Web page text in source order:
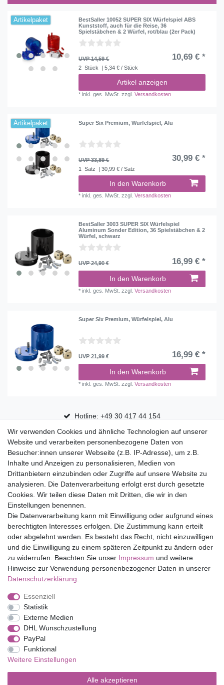
Artikelpaket
BestSaller 10052 SUPER SIX Würfelspiel ABS
Kunststoff, auch für die Reise, 36
Spielstäbchen & 2 Würfel, rot/blau (2er Pack)
UVP 14,59 € 10,69 € *
2 Stück | 5,34 € / Stück
Artikel anzeigen
*inkl. ges. MwSt. zzgl.Versandkosten
Artikelpaket Super Six Premium, Würfelspiel, Alu
UVP 33,89 € 30,99 € *
1 Satz | 30,99 € / Satz
In den Warenkorb
*inkl. ges. MwSt. zzgl.Versandkosten
BestSaller 3003 SUPER SIX Würfelspiel
Aluminum Sonder Edition, 36 Spielstäbchen & 2
Würfel, schwarz
UVP 24,90 € 16,99 € *
In den Warenkorb
*inkl. ges. MwSt. zzgl.Versandkosten
Super Six Premium, Würfelspiel, Alu
UVP 21,99 € 16,99 € *
In den Warenkorb
*inkl. ges. MwSt. zzgl.Versandkosten
Hotline: +49 30 417 44 154
30 Tage Rückgaberecht
Versandfrei ab 75 € in Deutschland
Top Marken
Eduplay
Folia Bringmann
Shop
Mein Konto
Service
Versandkosten
Impressum
Barrierefreiheitserklärung
Wir verwenden Cookies und ähnliche Technologien auf unserer
Website und verarbeiten personenbezogene Daten von
Besucher:innen unserer Webseite (z.B. IP-Adresse), um z.B.
Inhalte und Anzeigen zu personalisieren, Medien von
Drittanbietern einzubinden oder Zugriffe auf unsere Website zu
analysieren. Die Datenverarbeitung erfolgt erst durch gesetzte
Cookies. Wir teilen diese Daten mit Dritten, die wir in den
Einstellungen benennen.
Die Datenverarbeitung kann mit Einwilligung oder aufgrund eines
berechtigten Interesses erfolgen. Die Zustimmung kann erteilt
oder abgelehnt werden. Es besteht das Recht, nicht einzuwilligen
und die Einwilligung zu einem späteren Zeitpunkt zu ändern oder
zu widerrufen. Beachten Sie unser Impressum und weitere
Hinweise zur Verwendung personenbezogener Daten in unserer
Daten­schutz­erklärung
Essenziell
Statistik
Externe Medien
DHL Wunschzustellung
PayPal
Funktional
Weitere Einstellungen
Alle akzeptieren